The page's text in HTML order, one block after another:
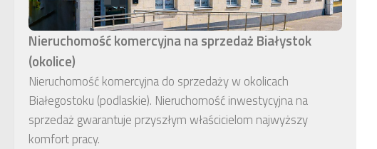
Nieruchomość komercyjna na sprzedaż Białystok
(okolice)
Nieruchomość komercyjna do sprzedaży w okolicach
Białegostoku (podlaskie). Nieruchomość inwestycyjna na
sprzedaż gwarantuje przyszłym właścicielom najwyższy
komfort pracy.